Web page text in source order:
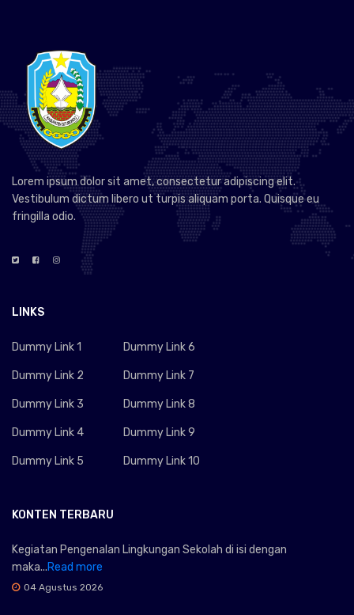
Lorem ipsum dolor sit amet, consectetur adipiscing elit.
Vestibulum dictum libero ut turpis aliquam porta. Quisque eu
fringilla odio.
LINKS
Dummy Link 1
Dummy Link 2
Dummy Link 3
Dummy Link 4
Dummy Link 5
Dummy Link 6
Dummy Link 7
Dummy Link 8
Dummy Link 9
Dummy Link 10
KONTEN TERBARU
Kegiatan Pengenalan Lingkungan Sekolah di isi dengan
maka...Read more
04 Agustus 2026